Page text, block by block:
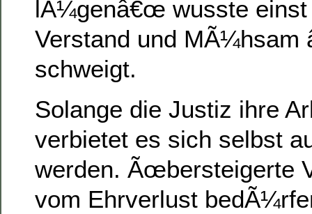
lÃ¼genâ€œ wusste einst
Verstand und MÃ¼hsam
schweigt.
Solange die Justiz ihre
verbietet es sich selbst
werden. Ãœbersteigerte
vom Ehrverlust